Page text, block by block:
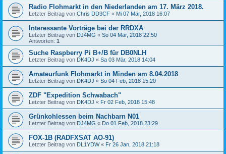
Radio Flohmarkt in den Niederlanden am 17. März 2018.
Letzter Beitrag von Chris DD3CF « Mi 07 Mär, 2018 16:07
Interessante Vorträge bei der RRDXA
Letzter Beitrag von DJ4MG « So 04 Mär, 2018 22:50
Antworten: 1
Suche Raspberry Pi B+/B für DB0NLH
Letzter Beitrag von DK4DJ « Sa 03 Mär, 2018 14:04
Amateurfunk Flohmarkt in Minden am 8.04.2018
Letzter Beitrag von DK4DJ « So 04 Feb, 2018 15:20
ZDF "Expedition Schwabach"
Letzter Beitrag von DK4DJ « Fr 02 Feb, 2018 15:48
Grünkohlessen beim Nachbarn N01
Letzter Beitrag von DJ4MG « Do 01 Feb, 2018 23:29
FOX-1B (RADFXSAT AO-91)
Letzter Beitrag von DL1YDW« Fr 26 Jan, 2018 21:18